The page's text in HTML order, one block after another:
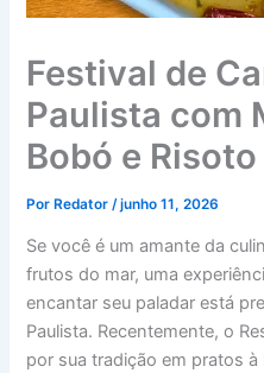
Festival de
Paulista com
Bobó e Risoto
PorRedator /junho 11, 2026
Se você é um amante da
frutos do mar, uma
encantar seu paladar está
Paulista. Recentemente, o
por sua tradição em pratos